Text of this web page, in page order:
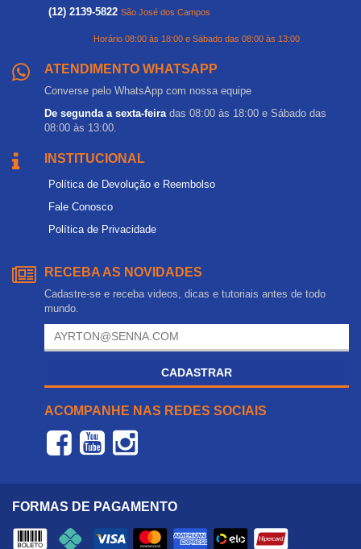
(12) 2139-5822 São José dos Campos
Horário 08:00 às 18:00 e Sábado das 08:00 às 13:00
ATENDIMENTO WHATSAPP
Converse pelo WhatsApp com nossa equipe
De segunda a sexta-feira das 08:00 às 18:00 e Sábado das
08:00 às 13:00.
INSTITUCIONAL
Política de Devolução e Reembolso
Fale Conosco
Política de Privacidade
RECEBA AS NOVIDADES
Cadastre-se e receba videos, dicas e tutoriais antes de todo
mundo.
CADASTRAR
ACOMPANHE NAS REDES SOCIAIS
FORMAS DE PAGAMENTO